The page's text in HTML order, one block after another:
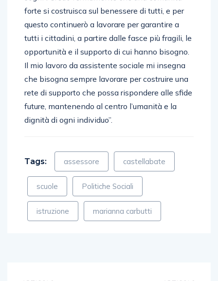
forte si costruisca sul benessere di tutti, e per
questo continuerò a lavorare per garantire a
tutti i cittadini, a partire dalle fasce più fragili, le
opportunità e il supporto di cui hanno bisogno.
Il mio lavoro da assistente sociale mi insegna
che bisogna sempre lavorare per costruire una
rete di supporto che possa rispondere alle sfide
future, mantenendo al centro l’umanità e la
dignità di ogni individuo”.
Tags: assessore castellabate
scuole Politiche Sociali
istruzione marianna carbutti